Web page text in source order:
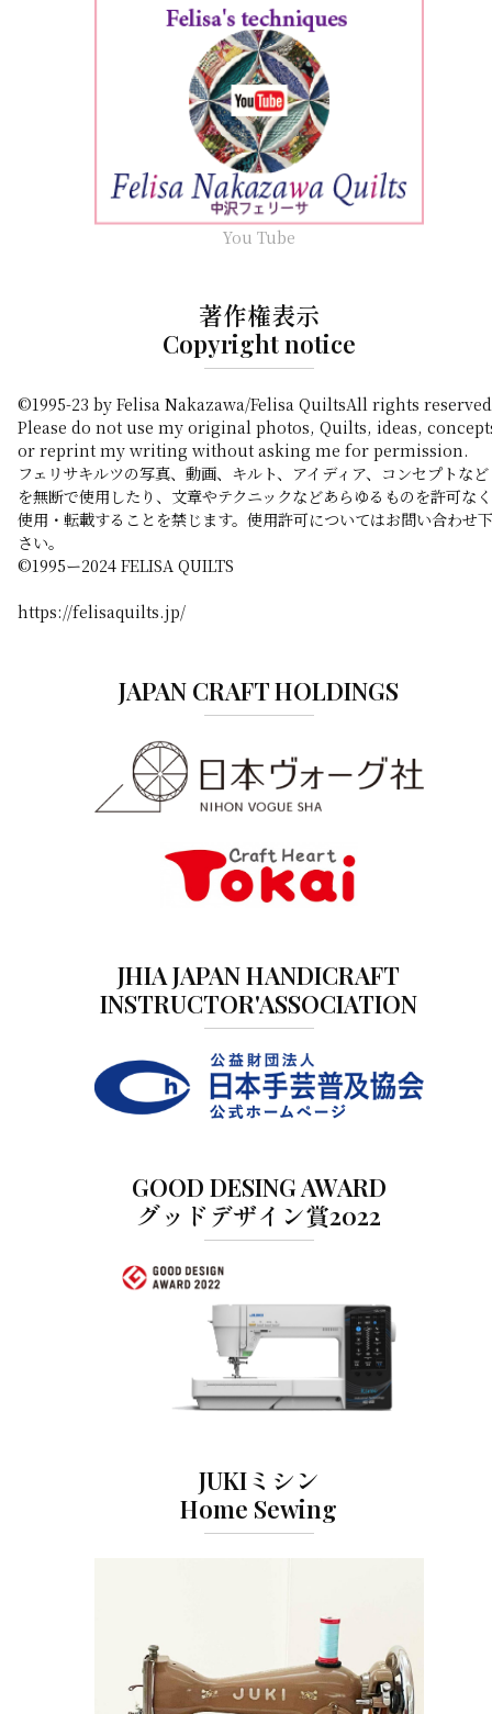
You Tube
著作権表示
Copyright notice
©1995-23 by Felisa Nakazawa/Felisa QuiltsAll rights
Please do not use my original photos, Quilts, ideas,
or reprint my writing without asking me for permission.
フェリサキルツの写真、動画、キルト、アイディア、コンセプトなど
を無断で使用したり、文章やテクニックなどあらゆるものを許可なく
使用・転載することを禁じます。使用許可についてはお問い合わせ下
さい。
©️1995ー2024 FELISA QUILTS
https://felisaquilts.jp/
JAPAN CRAFT HOLDINGS
JHIA JAPAN HANDICRAFT
INSTRUCTOR'ASSOCIATION
GOOD DESING AWARD
グッドデザイン賞2022
JUKIミシン
Home Sewing